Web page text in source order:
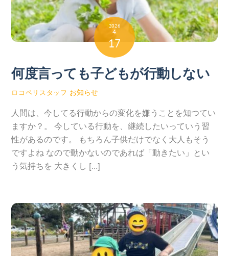
2026
4
17
何度言っても子どもが行動しない
ロコペリスタッフ お知らせ
人間は、今してる行動からの変化を嫌うことを知つてい
ますか？。 今している行動を、継続したいっていう習
性があるのです。 もちろん子供だけでなく大人もそう
ですよね なので動かないのであれば「動きたい」とい
う気持ちを 大きくし […]